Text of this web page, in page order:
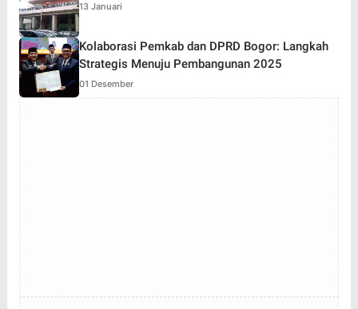
13 Januari
Kolaborasi Pemkab dan DPRD Bogor: Langkah
Strategis Menuju Pembangunan 2025
01 Desember